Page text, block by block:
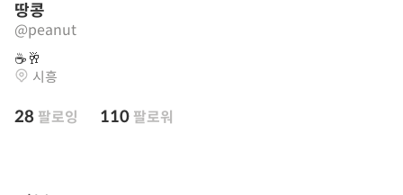
땅콩
@peanut
☕️🥂
시흥
28 팔로잉 110 팔로워